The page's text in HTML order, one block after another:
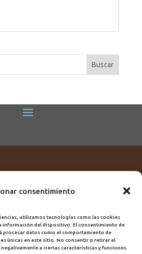
consentimiento
utilizamos tecnologías como las cookies
información del dispositivo. El consentimiento de
procesar datos como el comportamiento de
únicas en este sitio. No consentir o retirar el
a ciertas características y funciones.
SL.
68
de Gran Canaria
GC/20/PH/7192